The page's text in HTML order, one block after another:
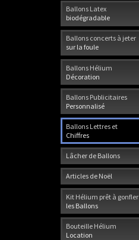
Ballons Latex
biodégradable
Ballons concerts à jeter
sur la foule
Ballons Hélium
Décoration
Ballons Publicitaires
Personnalisé
Ballons Lettres et
Chiffres
Lâcher de Ballons
Articles de Noël
Kit Hélium prêt à gonfler
les Ballons
Bouteille Hélium
Location